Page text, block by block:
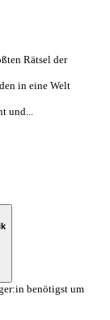
Rätsel der
in eine Welt
und...
benötigst um